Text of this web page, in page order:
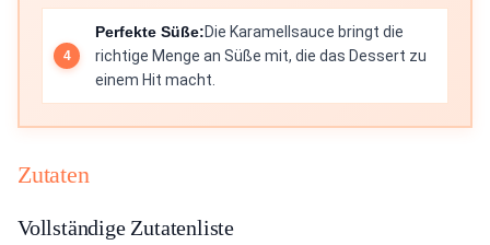
Perfekte Süße:Die Karamellsauce bringt die
richtige Menge an Süße mit, die das Dessert zu
einem Hit macht.
Zutaten
Vollständige Zutatenliste